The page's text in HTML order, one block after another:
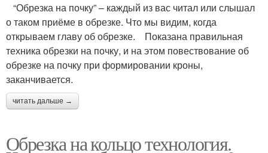
“Обрезка на почку” – каждый из вас читал или слышал
о таком приёме в обрезке. Что мы видим, когда
открываем главу об обрезке. Показана правильная
техника обрезки на почку, и на этом повествование об
обрезке на почку при формировании кроны,
заканчивается.
читать дальше →
Обрезка на кольцо технология.